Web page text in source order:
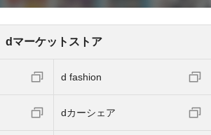
dマーケットストア
d fashion
dカーシェア